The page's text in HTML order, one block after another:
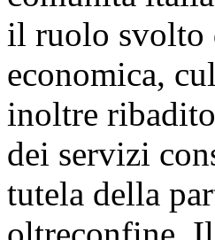
il ruolo svolto
economica,
inoltre
dei servizi
tutela della